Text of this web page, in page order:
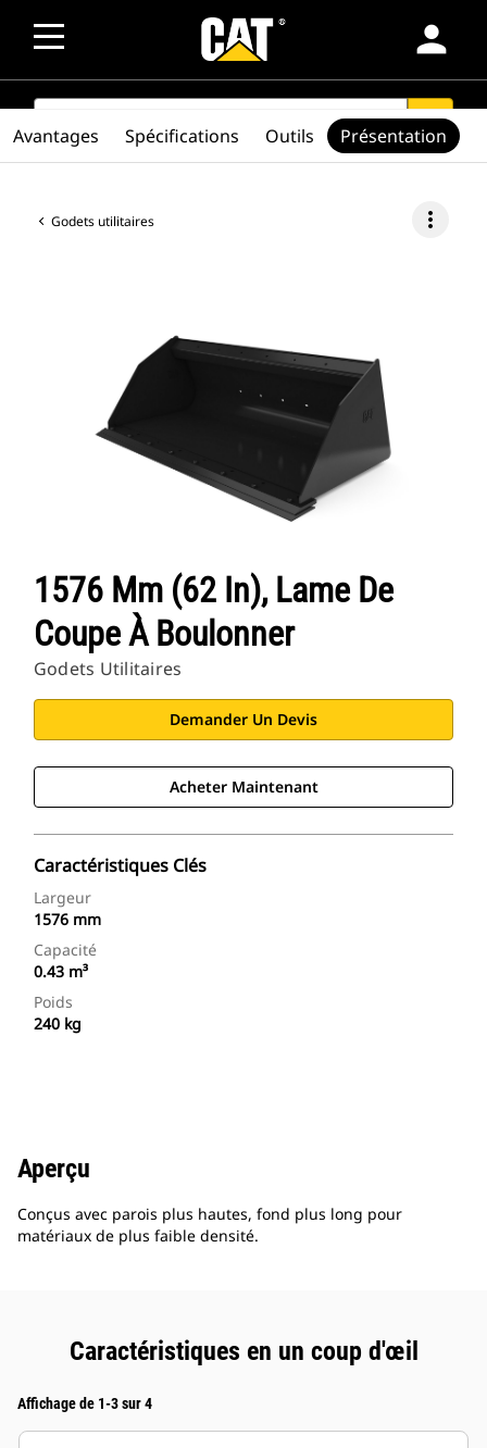
person
SEARCH search
Godets utilitaires more_vert
1576 Mm (62 In), Lame De
Coupe À Boulonner
Godets Utilitaires
Demander Un Devis
Acheter Maintenant
Caractéristiques Clés
Largeur
1576 mm
Capacité
0.43 m³
Poids
240 kg
Avantages Spécifications Outils Présentation
Aperçu
Conçus avec parois plus hautes, fond plus long pour
matériaux de plus faible densité.
Caractéristiques en un coup d'œil
Affichage de 1-3 sur 4